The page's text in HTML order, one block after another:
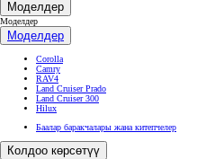
Моделдер
Моделдер
Моделдер
Corolla
Camry
RAV4
Land Cruiser Prado
Land Cruiser 300
Hilux
Баалар баракчалары жана китепчелер
Колдоо көрсөтүү